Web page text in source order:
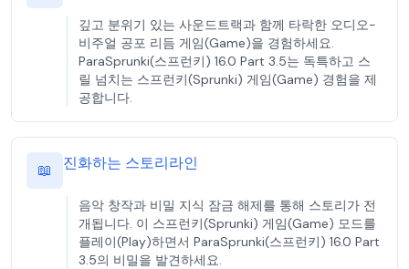
깊고 분위기 있는 사운드트랙과 함께 타락한 오디오-
비주얼 공포 리듬 게임(Game)을 경험하세요.
ParaSprunki(스프런키) 16.0 Part 3.5는 독특하고 스
릴 넘치는 스프런키(Sprunki) 게임(Game) 경험을 제
공합니다.
📖 진화하는 스토리라인
음악 창작과 비밀 지식 잠금 해제를 통해 스토리가 전
개됩니다. 이 스프런키(Sprunki) 게임(Game) 모드를
플레이(Play)하면서 ParaSprunki(스프런키) 16.0 Part
3.5의 비밀을 발견하세요.